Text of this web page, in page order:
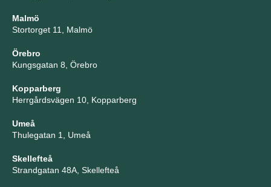
Malmö
Stortorget 11, Malmö
Örebro
Kungsgatan 8, Örebro
Kopparberg
Herrgårdsvägen 10, Kopparberg
Umeå
Thulegatan 1, Umeå
Skellefteå
Strandgatan 48A, Skellefteå